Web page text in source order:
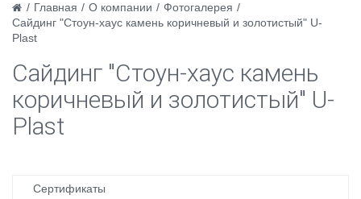
/ Главная / О компании / Фотогалерея /
Сайдинг "Стоун-хаус камень коричневый и золотистый" U-
Plast
Сайдинг "Стоун-хаус камень
коричневый и золотистый" U-
Plast
Сертификаты